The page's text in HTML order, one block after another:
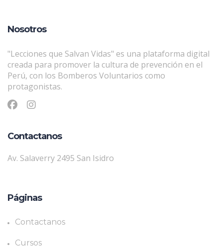
Nosotros
"Lecciones que Salvan Vidas" es una plataforma digital
creada para promover la cultura de prevención en el
Perú, con los Bomberos Voluntarios como
protagonistas.
Contactanos
Av. Salaverry 2495 San Isidro
Páginas
Contactanos
Cursos